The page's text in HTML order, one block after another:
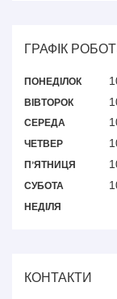
ГРАФІК
ПОНЕДІЛОК
ВІВТОРОК
СЕРЕДА
ЧЕТВЕР
ПʼЯТНИЦЯ
СУБОТА
НЕДІЛЯ
КОНТАКТИ